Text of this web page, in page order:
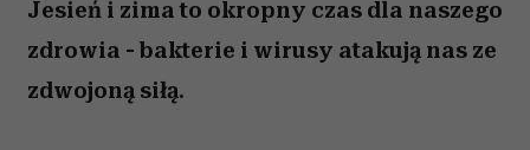
Jesień i zima to okropny czas dla naszego
zdrowia - bakterie i wirusy atakują nas ze
zdwojoną siłą.